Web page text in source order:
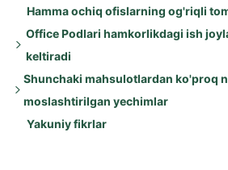
Hamma ochiq ofislarning og'riqli
Office Podlari hamkorlikdagi ish
keltiradi
Asosiy afzalliklari:
Zo'r ovoz yalıtımı:
Moslashuvchan sig'im
Shunchaki mahsulotlardan ko'proq
moslashtirilgan yechimlar
Qo'shimcha afzalliklar quyidagilarni
Yakuniy fikrlar